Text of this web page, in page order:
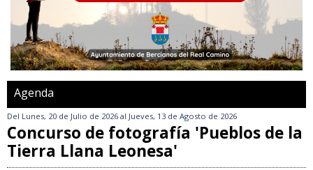
Agenda
Del Lunes, 20 de Julio de 2026 al Jueves, 13 de Agosto de 2026
Concurso de fotografía 'Pueblos de la
Tierra Llana Leonesa'